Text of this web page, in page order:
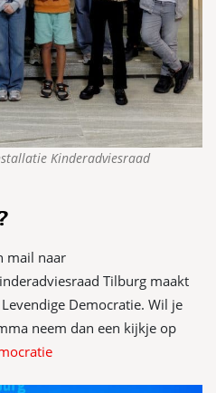
Kinderadviesraad
mail naar
Tilburg maakt
Democratie. Wil je
neem dan een kijkje op